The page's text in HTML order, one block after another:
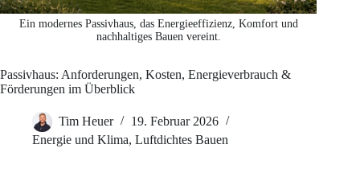
Ein modernes Passivhaus, das Energieeffizienz, Komfort und
nachhaltiges Bauen vereint.
Passivhaus: Anforderungen, Kosten, Energieverbrauch &
Förderungen im Überblick
Tim Heuer
19. Februar 2026
Energie und Klima, Luftdichtes Bauen